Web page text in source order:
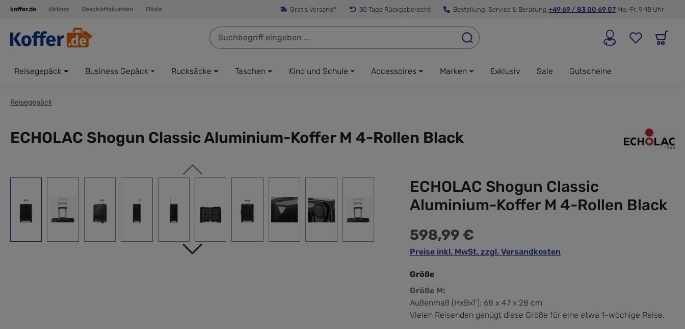
Zur Hauptnavigation springen
koffer.de Airliner Geschäftskunden Filiale Gratis Versand* 30 Tage Rückgaberecht Bestellung, Service & Beratung +49 69 / 83 00 69 07 Mo.-Fr. 9-18 Uhr
Reisegepäck Business Gepäck Rucksäcke Taschen Kind und Schule Accessoires Marken Exklusiv Sale Gutscheine
Reisegepäck
ECHOLAC Shogun Classic Aluminium-Koffer M 4-Rollen Black
ECHOLAC Shogun Classic
Aluminium-Koffer M 4-Rollen Black
598,99 €
Preise inkl. MwSt. zzgl. Versandkosten
Größe
Größe M:
Außenmaß (HxBxT): 68 x 47 x 28 cm
Vielen Reisenden genügt diese Größe für eine etwa 1-wöchige Reise.